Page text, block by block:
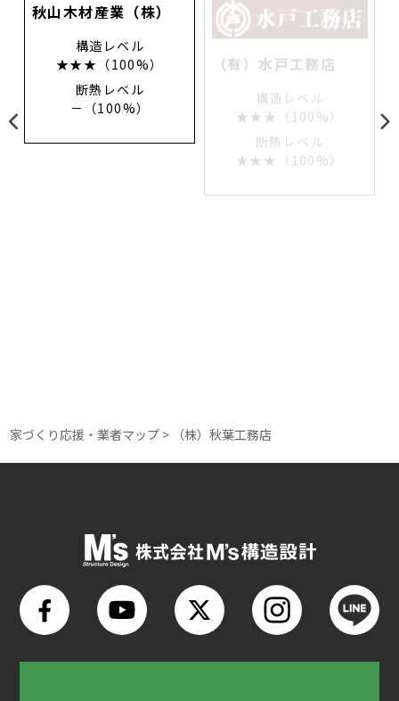
秋山木材産業（株）
構造レベル
★★★（100%）
断熱レベル
－（100%）
★★★（100%）
断熱レベル
★★★（100%）
家づくり応援・業者マップ > （株）秋葉工務店